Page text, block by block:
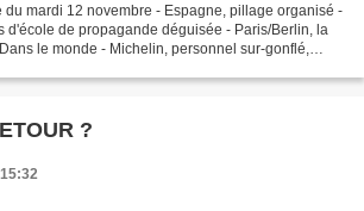
du mardi 12 novembre - Espagne, pillage organisé -
d'école de propagande déguisée - Paris/Berlin, la
le monde - Michelin, personnel sur-gonflé,
?